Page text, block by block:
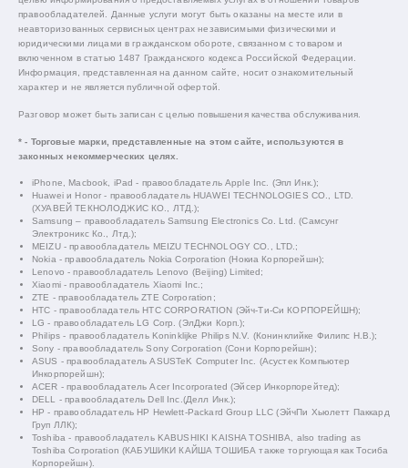
правообладателей. Данные услуги могут быть оказаны на месте или в
неавторизованных сервисных центрах независимыми физическими и
юридическими лицами в гражданском обороте, связанном с товаром и
включенном в статью 1487 Гражданского кодекса Российской Федерации.
Информация, представленная на данном сайте, носит ознакомительный
характер и не является публичной офертой.
Разговор может быть записан с целью повышения качества обслуживания.
* - Торговые марки, представленные на этом сайте, используются в
законных некоммерческих целях.
iPhone, Macbook, iPad - правообладатель Apple Inc. (Эпл Инк.);
Huawei и Honor - правообладатель HUAWEI TECHNOLOGIES CO., LTD.
(ХУАВЕЙ ТЕКНОЛОДЖИС КО., ЛТД.);
Samsung – правообладатель Samsung Electronics Co. Ltd. (Самсунг
Электроникс Ко., Лтд.);
MEIZU - правообладатель MEIZU TECHNOLOGY CO., LTD.;
Nokia - правообладатель Nokia Corporation (Нокиа Корпорейшн);
Lenovo - правообладатель Lenovo (Beijing) Limited;
Xiaomi - правообладатель Xiaomi Inc.;
ZTE - правообладатель ZTE Corporation;
HTC - правообладатель HTC CORPORATION (Эйч-Ти-Си КОРПОРЕЙШН);
LG - правообладатель LG Corp. (ЭлДжи Корп.);
Philips - правообладатель Koninklijke Philips N.V. (Конинклийке Филипс Н.В.);
Sony - правообладатель Sony Corporation (Сони Корпорейшн);
ASUS - правообладатель ASUSTeK Computer Inc. (Асустек Компьютер
Инкорпорейшн);
ACER - правообладатель Acer Incorporated (Эйсер Инкорпорейтед);
DELL - правообладатель Dell Inc.(Делл Инк.);
HP - правообладатель HP Hewlett-Packard Group LLC (ЭйчПи Хьюлетт Паккард
Груп ЛЛК);
Toshiba - правообладатель KABUSHIKI KAISHA TOSHIBA, also trading as
Toshiba Corporation (КАБУШИКИ КАЙША ТОШИБА также торгующая как Тосиба
Корпорейшн).